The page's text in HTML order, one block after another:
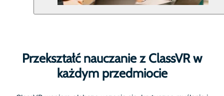
Przekształć nauczanie z ClassVR w
każdym przedmiocie